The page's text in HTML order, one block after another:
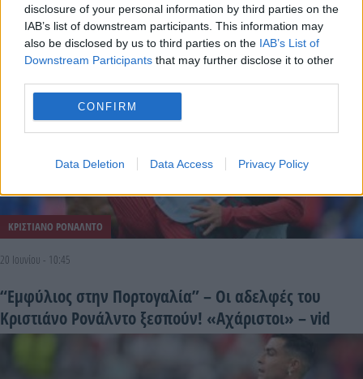
disclosure of your personal information by third parties on the
IAB’s list of downstream participants. This information may
also be disclosed by us to third parties on the IAB’s List of
Downstream Participants that may further disclose it to other
CONFIRM
Data Deletion Data Access Privacy Policy
την πρόκριση της Πορτογαλίας στον Ντιόγκο Ζότα,
ΚΡΙΣΤΙΑΝΟ ΡΟΝΑΛΝΤΟ
20 Ιουνίου - 10:45
“Εμφύλιος στην Πορτογαλία” – Οι αδελφές του
Κριστιάνο Ρονάλντο ξεσπούν! «Αχάριστοι» – vid